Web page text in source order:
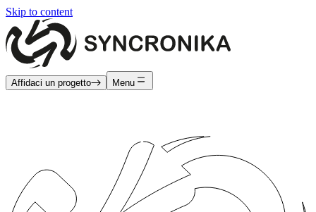
Skip to content
Affidaci un progetto Menu